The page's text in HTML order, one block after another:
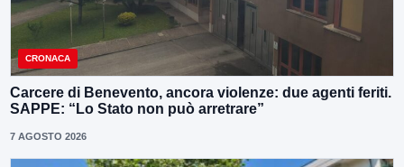
CRONACA
Carcere di Benevento, ancora violenze: due agenti feriti.
SAPPE: “Lo Stato non può arretrare”
7 AGOSTO 2026